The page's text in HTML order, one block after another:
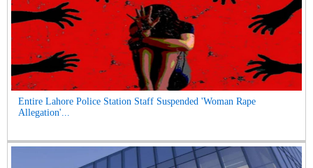
Entire Lahore Police Station Staff Suspended 'Woman Rape
Allegation'...